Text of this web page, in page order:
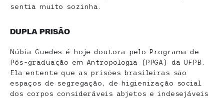
sentia muito sozinha.
DUPLA PRISÃO
Núbia Guedes é hoje doutora pelo Programa de
Pós-graduação em Antropologia (PPGA) da UFPB.
Ela entente que as prisões brasileiras são
espaços de segregação, de higienização social
dos corpos consideráveis abjetos e indesejáveis